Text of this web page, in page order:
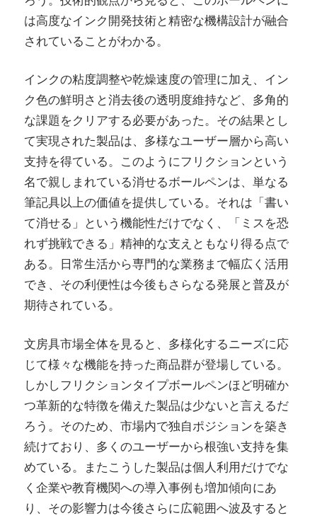
は高度なインク開発技術と精密な機構設計が融合
されていることがわかる。
インクの粘度調整や乾燥速度の管理に加え、イン
ク色の鮮明さと消去後の透明度維持など、多角的
な課題をクリアする必要があった。その結果とし
て実現された製品は、多様なユーザー層から高い
支持を得ている。このようにフリクションという
名で親しまれている消せるボールペンは、単なる
筆記具以上の価値を提供している。それは「書い
て消せる」という機能性だけでなく、「ミスを恐
れず挑戦できる」精神的な支えともなり得る点で
ある。日常生活から専門的な業務まで幅広く活用
でき、その利便性は今後もさらなる発展と普及が
期待されている。
文房具市場全体を見ると、多様化するニーズに応
じて様々な機能を持った商品群が登場している。
しかしフリクションタイプボールペンほど明確か
つ革新的な特徴を備えた製品は少ないと言えるだ
ろう。そのため、市場内で独自ポジションを築き
続けており、多くのユーザーから根強い支持を集
めている。またこうした製品は個人利用だけでな
く企業や教育機関への導入事例も増加傾向にあ
り、その影響力は今後さらに広範囲へ波及すると